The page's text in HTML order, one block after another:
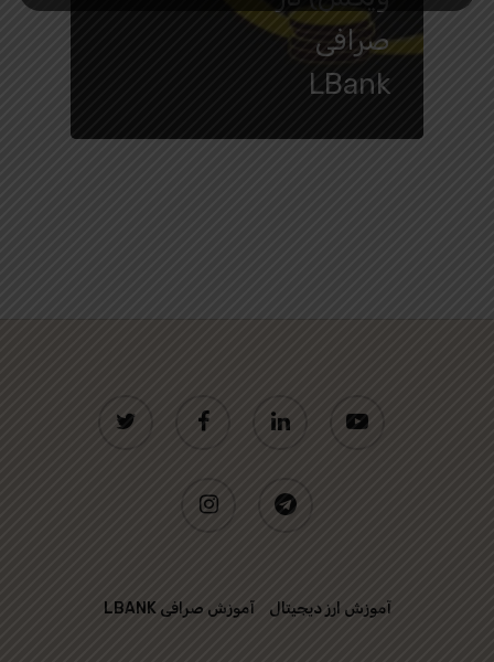
صرافی
LBank
facebook linkedin
instagram telegram
آموزش ارز دیجیتال آموزش صرافی LBANK